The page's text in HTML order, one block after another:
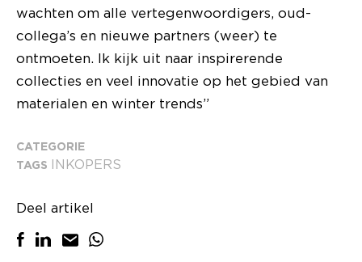
wachten om alle vertegenwoordigers, oud-
collega’s en nieuwe partners (weer) te
ontmoeten. Ik kijk uit naar inspirerende
collecties en veel innovatie op het gebied van
materialen en winter trends”
CATEGORIE
TAGS INKOPERS
Deel artikel